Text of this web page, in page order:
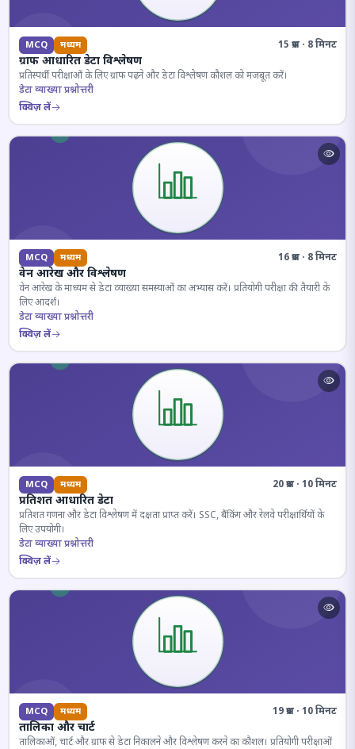
MCQ मध्यम 15 प्रश्न · 8 मिनट
ग्राफ आधारित डेटा विश्लेषण
प्रतिस्पर्धी परीक्षाओं के लिए ग्राफ पढ़ने और डेटा विश्लेषण कौशल को मजबूत करें।
डेटा व्याख्या प्रश्नोत्तरी
क्विज़ लें
MCQ मध्यम 16 प्रश्न · 8 मिनट
वेन आरेख और विश्लेषण
वेन आरेख के माध्यम से डेटा व्याख्या समस्याओं का अभ्यास करें। प्रतियोगी परीक्षा की तैयारी के
लिए आदर्श।
डेटा व्याख्या प्रश्नोत्तरी
क्विज़ लें
MCQ मध्यम 20 प्रश्न · 10 मिनट
प्रतिशत आधारित डेटा
प्रतिशत गणना और डेटा विश्लेषण में दक्षता प्राप्त करें। SSC, बैंकिंग और रेलवे परीक्षार्थियों के
लिए उपयोगी।
डेटा व्याख्या प्रश्नोत्तरी
क्विज़ लें
MCQ मध्यम 19 प्रश्न · 10 मिनट
तालिका और चार्ट
तालिकाओं, चार्ट और ग्राफ से डेटा निकालने और विश्लेषण करने का कौशल। प्रतियोगी परीक्षाओं